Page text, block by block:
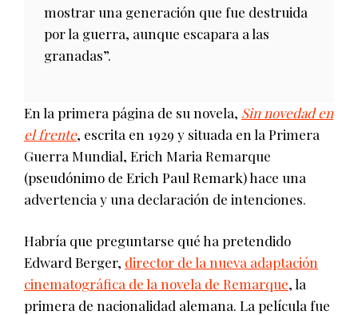
mostrar una generación que fue destruida
por la guerra, aunque escapara a las
granadas”.
En la primera página de su novela, Sin novedad en
el frente, escrita en 1929 y situada en la Primera
Guerra Mundial, Erich Maria Remarque
(pseudónimo de Erich Paul Remark) hace una
advertencia y una declaración de intenciones.
Habría que preguntarse qué ha pretendido
Edward Berger, director de la nueva adaptación
cinematográfica de la novela de Remarque, la
primera de nacionalidad alemana. La película fue